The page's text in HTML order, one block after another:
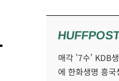
매각 '7수' KDB
에 한화생명 흥국